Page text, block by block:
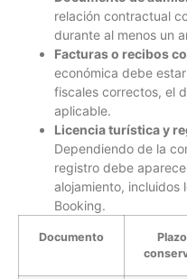
relación contractual
durante al menos un
Facturas o recibos
económica debe
fiscales correctos, el
aplicable.
Licencia turística y
Dependiendo de la
registro debe
alojamiento, incluidos
Booking.
Documento